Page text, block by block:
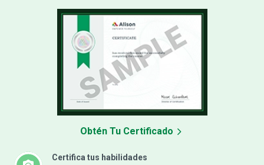
Certifica tus habilidades
Obtén Tu Certificado